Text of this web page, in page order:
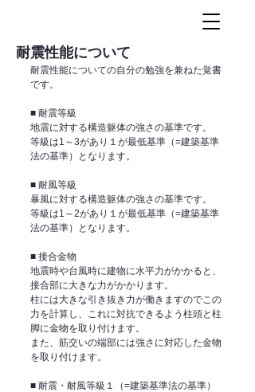
耐震性能について
耐震性能についての自分の勉強を兼ねた覚書
です。
■ 耐震等級
地震に対する構造躯体の強さの基準です。
等級は1～3があり１が最低基準（=建築基準
法の基準）となります。
■ 耐風等級
暴風に対する構造躯体の強さの基準です。
等級は1～2があり１が最低基準（=建築基準
法の基準）となります。
■ 接合金物
地震時や台風時に建物に水平力がかかると、
接合部に大きな力がかかります。
柱には大きな引き抜き力が働きますのでこの
力を計算し、これに対抗できるよう柱頭と柱
脚に金物を取り付けます。
また、筋交いの端部には強さに対応した金物
を取り付けます。
■ 耐震・耐風等級１（=建築基準法の基準）